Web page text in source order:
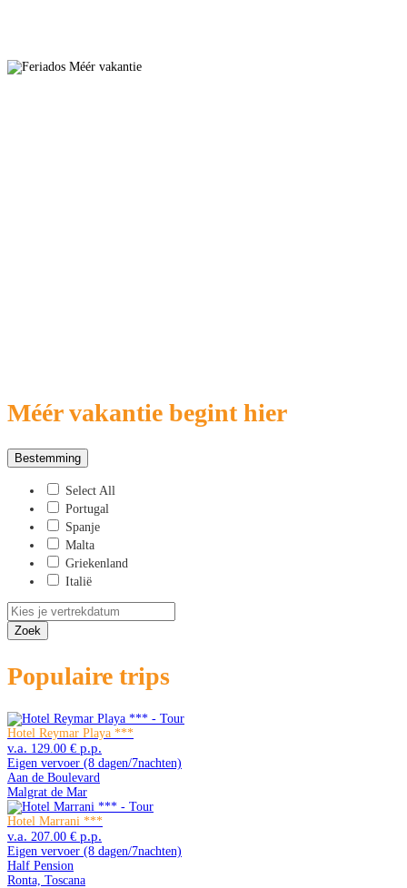
Méér vakantie begint hier
Bestemming
Select All
Portugal
Spanje
Malta
Griekenland
Italië
Zoek
Populaire trips
Hotel Reymar Playa ***
129.00 €
Eigen vervoer (8 dagen/7nachten)
Aan de Boulevard
Malgrat de Mar
Hotel Marrani ***
207.00 €
Eigen vervoer (8 dagen/7nachten)
Half Pension
Ronta, Toscana